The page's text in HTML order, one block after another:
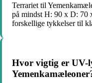
Terrariet til
på mindst H: 90 x D: 70
forskellige tykkelser til
Hvor vigtig er UV-